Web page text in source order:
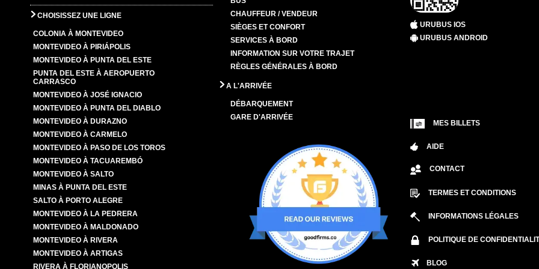
CHOISISSEZ UNE LIGNE
COLONIA À MONTEVIDEO
MONTEVIDEO À PIRIÁPOLIS
MONTEVIDEO À PUNTA DEL ESTE
PUNTA DEL ESTE À AEROPUERTO
CARRASCO
MONTEVIDEO À JOSÉ IGNACIO
MONTEVIDEO À PUNTA DEL DIABLO
MONTEVIDEO À DURAZNO
MONTEVIDEO À CARMELO
MONTEVIDEO À PASO DE LOS TOROS
MONTEVIDEO À TACUAREMBÓ
MONTEVIDEO À SALTO
MINAS À PUNTA DEL ESTE
SALTO À PORTO ALEGRE
MONTEVIDEO À LA PEDRERA
MONTEVIDEO À MALDONADO
MONTEVIDEO À RIVERA
MONTEVIDEO À ARTIGAS
RIVERA À FLORIANOPOLIS
CHAUFFEUR / VENDEUR
SIÈGES ET CONFORT
SERVICES À BORD
INFORMATION SUR VOTRE TRAJET
RÈGLES GÉNÉRALES À BORD
A L'ARRIVÉE
DÉBARQUEMENT
GARE D'ARRIVÉE
URUBUS IOS
URUBUS ANDROID
MES BILLETS
AIDE
CONTACT
TERMES ET CONDITIONS
INFORMATIONS LÉGALES
POLITIQUE DE
BLOG